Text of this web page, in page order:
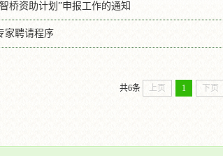
桥资助计划”申报工作的通知
家聘请程序
共6条 上页 1 下页